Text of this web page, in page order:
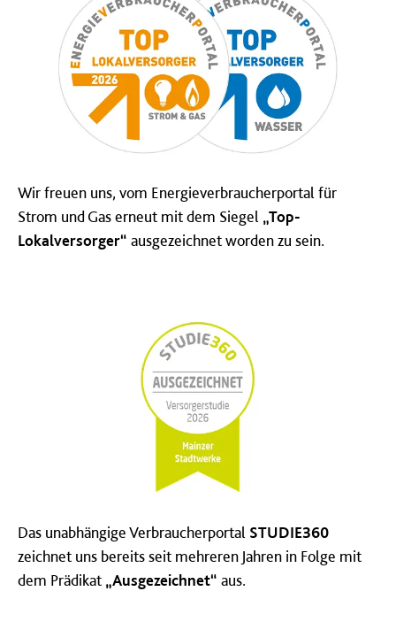
Wir freuen uns, vom Energieverbraucherportal für
Strom und Gas erneut mit dem Siegel „Top-
Lokalversorger“ ausgezeichnet worden zu sein.
Das unabhängige Verbraucherportal STUDIE360
zeichnet uns bereits seit mehreren Jahren in Folge mit
dem Prädikat „Ausgezeichnet“ aus.